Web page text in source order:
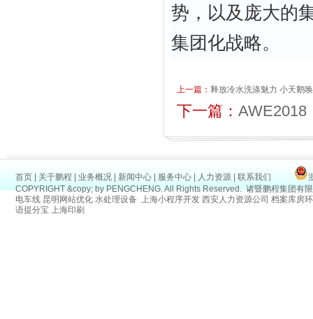
势，以及庞大的
集团化战略。
上一篇： 释放冷水洗涤魅力 小天鹅
下一篇： AWE2018
首页 关于鹏程 业务概况 新闻中心 服务中心 人力资源 联系我们
COPYRIGHT &copy; by PENGCHENG. All Rights Reserved.诸暨鹏程集团有
电车线 昆明网站优化 水处理设备 上海小程序开发 西安人力资源公司 档案库房
语提分宝 上海印刷